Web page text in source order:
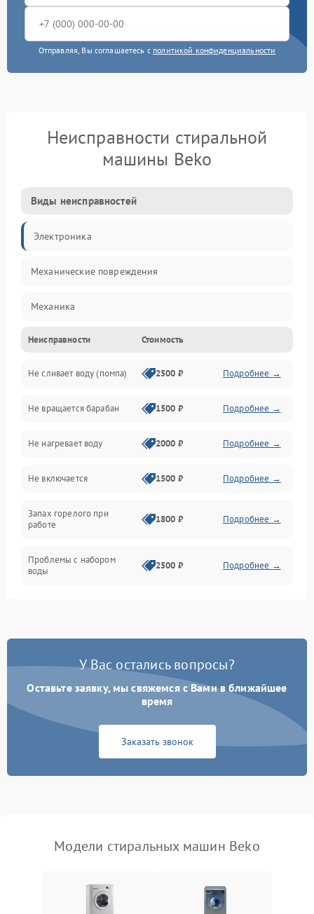
Отправляя, Вы соглашаетесь с политикой конфиденциальности
Неисправности стиральной
машины Beko
Виды неисправностей
Электроника
Механические повреждения
Механика
Электропитание
Водоснабжение
Слив
Программное обеспечение
Неисправности Стоимость
Не сливает воду (помпа) 2500 ₽ Подробнее →
Не вращается барабан 1500 ₽ Подробнее →
Не нагревает воду 2000 ₽ Подробнее →
Не включается 1500 ₽ Подробнее →
Запах горелого при
работе
1800 ₽ Подробнее →
Проблемы с набором
воды
2500 ₽ Подробнее →
Замена платы управления 2200 ₽ Подробнее →
У Вас остались вопросы?
Оставьте заявку, мы свяжемся с Вами в ближайшее
время
Заказать звонок
Модели стиральных машин Beko